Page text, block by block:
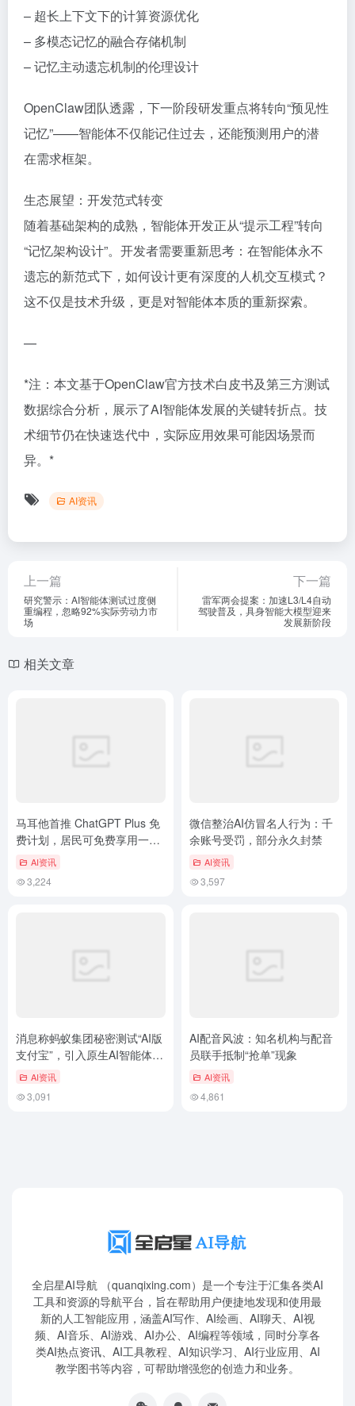
– 超长上下文下的计算资源优化
– 多模态记忆的融合存储机制
– 记忆主动遗忘机制的伦理设计
OpenClaw团队透露，下一阶段研发重点将转向“预见性
记忆”——智能体不仅能记住过去，还能预测用户的潜
在需求框架。
生态展望：开发范式转变
随着基础架构的成熟，智能体开发正从“提示工程”转向
“记忆架构设计”。开发者需要重新思考：在智能体永不
遗忘的新范式下，如何设计更有深度的人机交互模式？
这不仅是技术升级，更是对智能体本质的重新探索。
—
*注：本文基于OpenClaw官方技术白皮书及第三方测试
数据综合分析，展示了AI智能体发展的关键转折点。技
术细节仍在快速迭代中，实际应用效果可能因场景而
异。*
AI资讯
上一篇
研究警示：AI智能体测试过度侧
重编程，忽略92%实际劳动力市
场
下一篇
雷军两会提案：加速L3/L4自动
驾驶普及，具身智能大模型迎来
发展新阶段
相关文章
马耳他首推 ChatGPT Plus 免
费计划，居民可免费享用一年
AI 服务！
AI资讯
3,224
微信整治AI仿冒名人行为：千
余账号受罚，部分永久封禁
AI资讯
3,597
消息称蚂蚁集团秘密测试“AI版
支付宝”，引入原生AI智能体界
面 AI资讯
3,091
AI配音风波：知名机构与配音
员联手抵制“抢单”现象
AI资讯
4,861
全启星AI导航 （quanqixing.com）是一个专注于汇集各类AI
工具和资源的导航平台，旨在帮助用户便捷地发现和使用最
新的人工智能应用，涵盖AI写作、AI绘画、AI聊天、AI视
频、AI音乐、AI游戏、AI办公、AI编程等领域，同时分享各
类AI热点资讯、AI工具教程、AI知识学习、AI行业应用、AI
教学图书等内容，可帮助增强您的创造力和业务。